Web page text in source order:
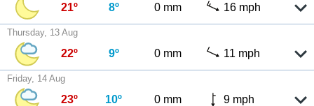
21º 8º 0 mm 16 mph
Thursday, 13 Aug
22º 9º 0 mm 11 mph
Friday, 14 Aug
23º 10º 0 mm 9 mph